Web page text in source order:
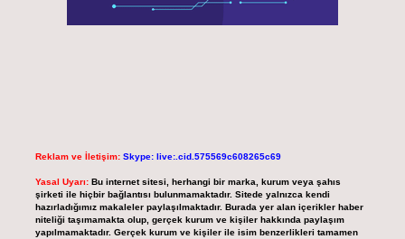
Reklam ve İletişim: Skype: live:.cid.575569c608265c69
Yasal Uyarı: Bu internet sitesi, herhangi bir marka, kurum veya şahıs
şirketi ile hiçbir bağlantısı bulunmamaktadır. Sitede yalnızca kendi
hazırladığımız makaleler paylaşılmaktadır. Burada yer alan içerikler haber
niteliği taşımamakta olup, gerçek kurum ve kişiler hakkında paylaşım
yapılmamaktadır. Gerçek kurum ve kişiler ile isim benzerlikleri tamamen